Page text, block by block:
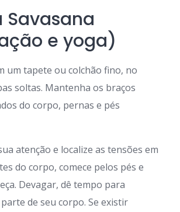
Savasana
e yoga)
um tapete ou colchão fino, no
soltas. Mantenha os braços
do corpo, pernas e pés
atenção e localize as tensões em
do corpo, comece pelos pés e
Devagar, dê tempo para
de seu corpo. Se existir